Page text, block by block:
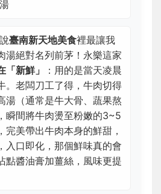
臺南新天地美食裡最讓我
湯絕對名列前茅！永樂這家
「新鮮」
：用的是當天凌晨
。老闆刀工了得，牛肉切得
湯（通常是牛大骨、蔬果熬
瞬間將牛肉燙至粉嫩的3~5
完美帶出牛肉本身的鮮甜，
入口即化，那個鮮味真的會
點醬油膏加薑絲，風味更提